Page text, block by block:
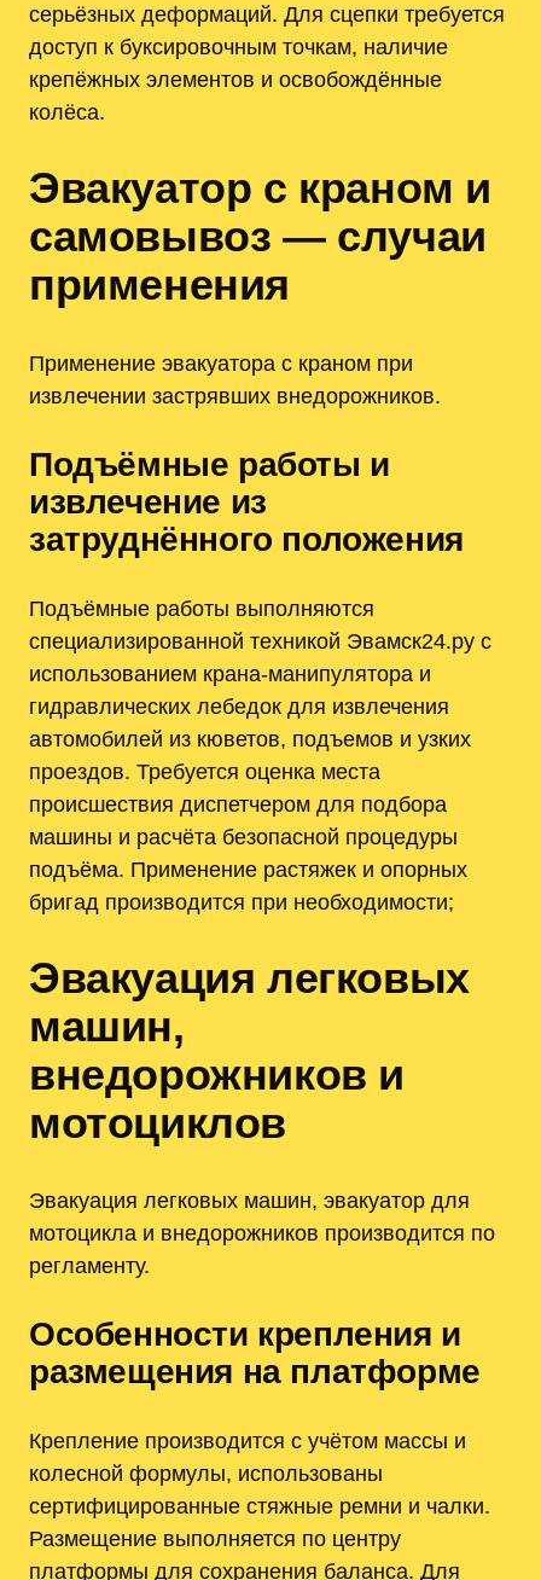
серьёзных деформаций. Для сцепки требуется
доступ к буксировочным точкам, наличие
крепёжных элементов и освобождённые
колёса.
Эвакуатоp с краном и
самовывоз — случаи
применения
Применение эвакуатора с краном при
извлечении застрявших внедорожников.
Подъёмные работы и
извлечение из
затруднённого положения
Подъёмные работы выполняются
специализированной техникой Эвамск24.ру с
использованием крана-манипулятора и
гидравлических лебедок для извлечения
автомобилей из кюветов, подъемов и узких
проездов. Требуется оценка места
происшествия диспетчером для подбора
машины и расчёта безопасной процедуры
подъёма. Применение растяжек и опорных
бригад производится при необходимости;
Эвакуация легковых
машин,
внедорожников и
мотоциклов
Эвакуация легковых машин, эвакуатор для
мотоцикла и внедорожников производится по
регламенту.
Особенности крепления и
размещения на платформе
Крепление производится с учётом массы и
колесной формулы, использованы
сертифицированные стяжные ремни и чалки.
Размещение выполняется по центру
платформы для сохранения баланса. Для